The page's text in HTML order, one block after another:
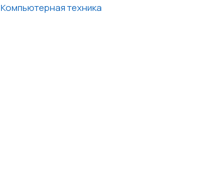
Компьютерная техника